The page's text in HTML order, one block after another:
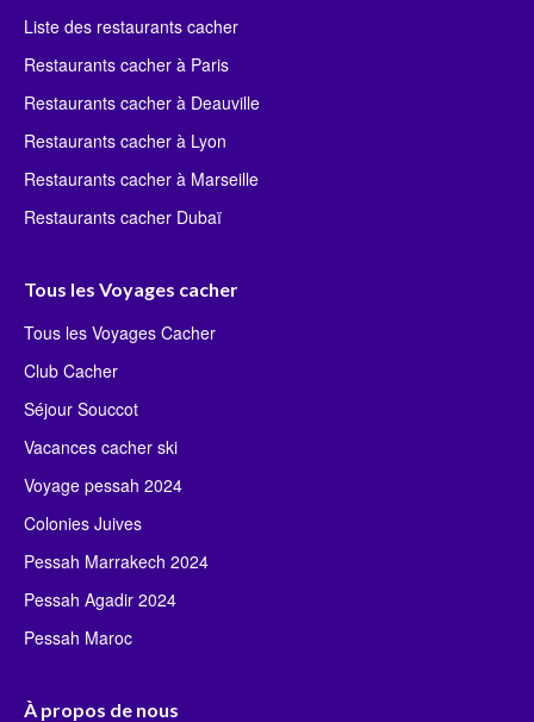
Liste des restaurants cacher
Restaurants cacher à Paris
Restaurants cacher à Deauville
Restaurants cacher à Lyon
Restaurants cacher à Marseille
Restaurants cacher Dubaï
Tous les Voyages cacher
Tous les Voyages Cacher
Club Cacher
Séjour Souccot
Vacances cacher ski
Voyage pessah 2024
Colonies Juives
Pessah Marrakech 2024
Pessah Agadir 2024
Pessah Maroc
À propos de nous